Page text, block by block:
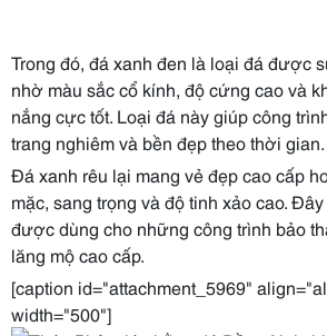
Trong đó, đá xanh đen là loại đá được
nhờ màu sắc cổ kính, độ cứng cao và
nắng cực tốt. Loại đá này giúp công
trang nghiêm và bền đẹp theo thời gian.
Đá xanh rêu lại mang vẻ đẹp cao cấp
mặc, sang trọng và độ tinh xảo cao.
được dùng cho những công trình bảo
lăng mộ cao cấp.
[caption id="attachment_5969"
width="500"]